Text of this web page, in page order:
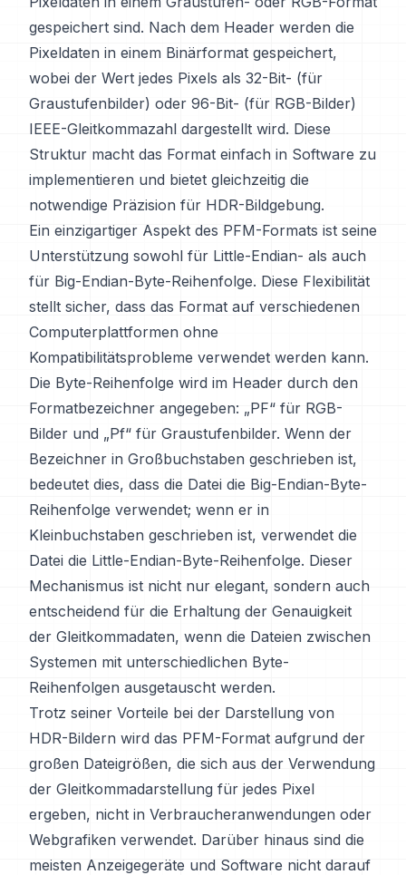
gespeichert sind. Nach dem Header werden die
Pixeldaten in einem Binärformat gespeichert,
wobei der Wert jedes Pixels als 32-Bit- (für
Graustufenbilder) oder 96-Bit- (für RGB-Bilder)
IEEE-Gleitkommazahl dargestellt wird. Diese
Struktur macht das Format einfach in Software zu
implementieren und bietet gleichzeitig die
notwendige Präzision für HDR-Bildgebung.
Ein einzigartiger Aspekt des PFM-Formats ist seine
Unterstützung sowohl für Little-Endian- als auch
für Big-Endian-Byte-Reihenfolge. Diese Flexibilität
stellt sicher, dass das Format auf verschiedenen
Computerplattformen ohne
Kompatibilitätsprobleme verwendet werden kann.
Die Byte-Reihenfolge wird im Header durch den
Formatbezeichner angegeben: „PF“ für RGB-
Bilder und „Pf“ für Graustufenbilder. Wenn der
Bezeichner in Großbuchstaben geschrieben ist,
bedeutet dies, dass die Datei die Big-Endian-Byte-
Reihenfolge verwendet; wenn er in
Kleinbuchstaben geschrieben ist, verwendet die
Datei die Little-Endian-Byte-Reihenfolge. Dieser
Mechanismus ist nicht nur elegant, sondern auch
entscheidend für die Erhaltung der Genauigkeit
der Gleitkommadaten, wenn die Dateien zwischen
Systemen mit unterschiedlichen Byte-
Reihenfolgen ausgetauscht werden.
Trotz seiner Vorteile bei der Darstellung von
HDR-Bildern wird das PFM-Format aufgrund der
großen Dateigrößen, die sich aus der Verwendung
der Gleitkommadarstellung für jedes Pixel
ergeben, nicht in Verbraucheranwendungen oder
Webgrafiken verwendet. Darüber hinaus sind die
meisten Anzeigegeräte und Software nicht darauf